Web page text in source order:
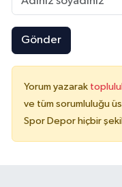
Gönder
Yorum yazarak
ve tüm sorumluluğu
Spor Depor hiçbir